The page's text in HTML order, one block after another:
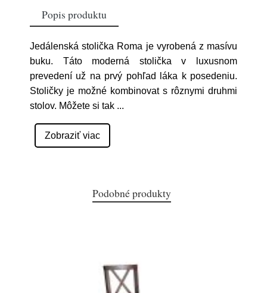
Popis produktu
Jedálenská stolička Roma je vyrobená z masívu
buku. Táto moderná stolička v luxusnom
prevedení už na prvý pohľad láka k posedeniu.
Stoličky je možné kombinovat s rôznymi druhmi
stolov. Môžete si tak ...
Zobraziť viac
Podobné produkty